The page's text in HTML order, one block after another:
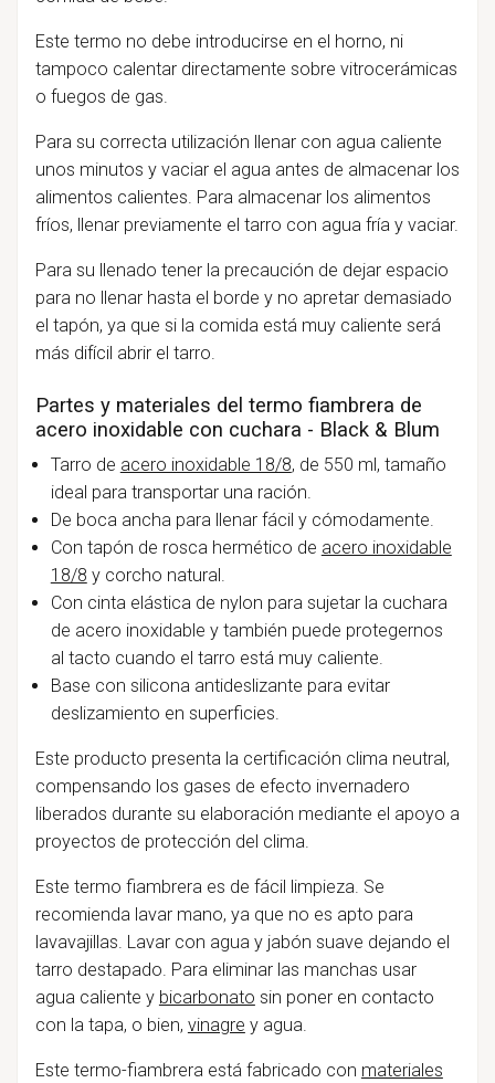
Este termo no debe introducirse en el horno, ni
tampoco calentar directamente sobre vitrocerámicas
o fuegos de gas.
Para su correcta utilización llenar con agua caliente
unos minutos y vaciar el agua antes de almacenar los
alimentos calientes. Para almacenar los alimentos
fríos, llenar previamente el tarro con agua fría y vaciar.
Para su llenado tener la precaución de dejar espacio
para no llenar hasta el borde y no apretar demasiado
el tapón, ya que si la comida está muy caliente será
más difícil abrir el tarro.
Partes y materiales del termo fiambrera de
acero inoxidable con cuchara - Black & Blum
Tarro de acero inoxidable 18/8, de 550 ml, tamaño
ideal para transportar una ración.
De boca ancha para llenar fácil y cómodamente.
Con tapón de rosca hermético de acero inoxidable
18/8 y corcho natural.
Con cinta elástica de nylon para sujetar la cuchara
de acero inoxidable y también puede protegernos
al tacto cuando el tarro está muy caliente.
Base con silicona antideslizante para evitar
deslizamiento en superficies.
Este producto presenta la certificación clima neutral,
compensando los gases de efecto invernadero
liberados durante su elaboración mediante el apoyo a
proyectos de protección del clima.
Este termo fiambrera es de fácil limpieza. Se
recomienda lavar mano, ya que no es apto para
lavavajillas. Lavar con agua y jabón suave dejando el
tarro destapado. Para eliminar las manchas usar
agua caliente y bicarbonato sin poner en contacto
con la tapa, o bien, vinagre y agua.
Este termo-fiambrera está fabricado con materiales